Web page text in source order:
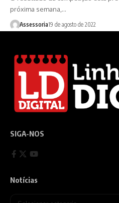
próxima semana,…
Assessoria19 de agosto de 2022
SIGA-NOS
Notícias